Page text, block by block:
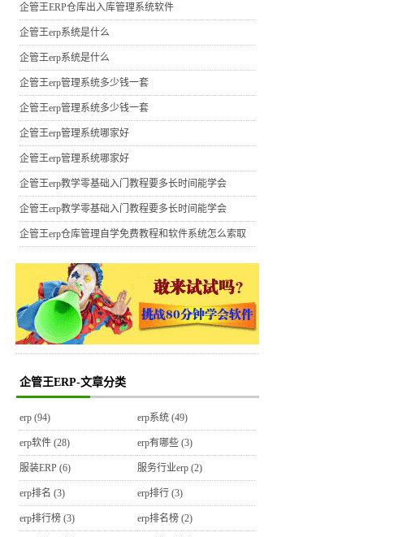
企管王ERP仓库出入库管理系统软件
企管王erp系统是什么
企管王erp系统是什么
企管王erp管理系统多少钱一套
企管王erp管理系统多少钱一套
企管王erp管理系统哪家好
企管王erp管理系统哪家好
企管王erp教学零基础入门教程要多长时间能学会
企管王erp教学零基础入门教程要多长时间能学会
企管王erp仓库管理自学免费教程和软件系统怎么索取
企管王ERP-文章分类
erp (94) erp系统 (49)
erp软件 (28) erp有哪些 (3)
服装ERP (6) 服务行业erp (2)
erp排名 (3) erp排行 (3)
erp排行榜 (3) erp排名榜 (2)